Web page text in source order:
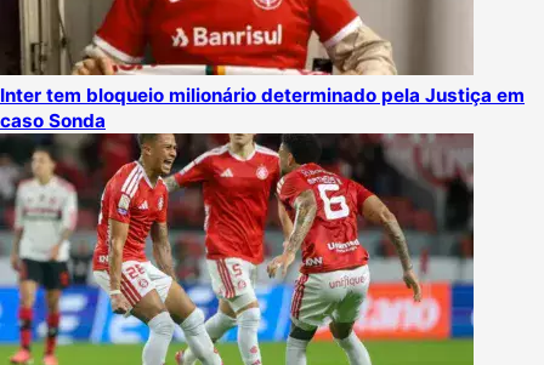
Inter tem bloqueio milionário determinado pela Justiça em
caso Sonda